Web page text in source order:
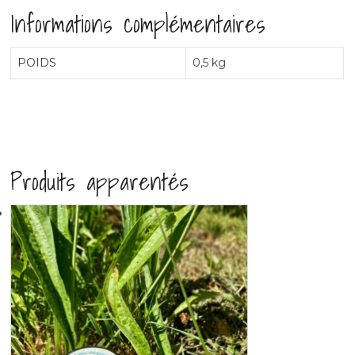
Informations complémentaires
POIDS 0,5 kg
Produits apparentés